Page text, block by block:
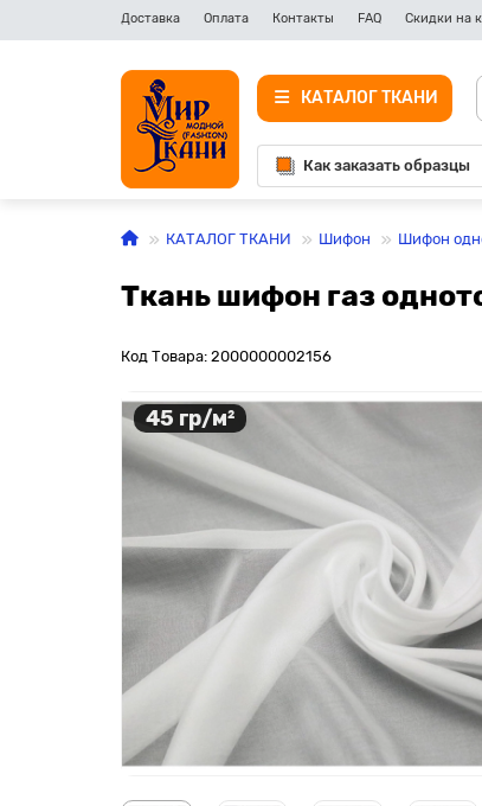
Доставка Оплата Контакты FAQ Скидки на
КАТАЛОГ ТКАНИ
Как заказать образцы
КАТАЛОГ ТКАНИ Шифон Шифон
Ткань шифон газ
Код Товара: 2000000002156
45 гр/м²